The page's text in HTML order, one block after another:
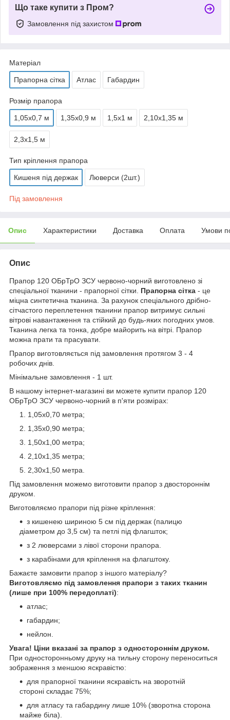
Що таке купити з Пром?
Замовлення під захистом
Матеріал
Прапорна сітка Атлас Габардин
Розмір прапора
1,05х0,7 м 1,35х0,9 м 1,5х1 м 2,10х1,35 м
2,3х1,5 м
Тип кріплення прапора
Кишеня під держак Люверси (2шт.)
Під замовлення
Опис Характеристики Доставка Оплата Умови
Опис
Прапор 120 ОБрТрО ЗСУ червоно-чорний виготовлено зі
спеціальної тканини - прапорної сітки. Прапорна сітка - це
міцна синтетична тканина. За рахунок спеціального дрібно-
сітчастого переплетення тканини прапор витримує сильні
вітрові навантаження та стійкий до будь-яких погодних умов.
Тканина легка та тонка, добре майорить на вітрі. Прапор
можна прати та прасувати.
Прапор виготовляється під замовлення протягом 3 - 4
робочих днів.
Мінімальне замовлення - 1 шт.
В нашому інтернет-магазині ви можете купити прапор 120
ОБрТрО ЗСУ червоно-чорний в п'яти розмірах:
1,05х0,70 метра;
1,35х0,90 метра;
1,50х1,00 метра;
2,10х1,35 метра;
2,30х1,50 метра.
Під замовлення можемо виготовити прапор з двостороннім
друком.
Виготовляємо прапори під різне кріплення:
з кишенею шириною 5 см під держак (палицю
діаметром до 3,5 см) та петлі під флагшток;
з 2 люверсами з лівої сторони прапора.
з карабінами для кріплення на флагштоку.
Бажаєте замовити прапор з іншого матеріалу?
Виготовляємо під замовлення прапори з таких тканин
(лише при 100% передоплаті):
атлас;
габардин;
нейлон.
Увага! Ціни вказані за прапор з одностороннім друком.
При односторонньому друку на тильну сторону переноситься
зображення з меншою яскравістю:
для прапорної тканини яскравість на зворотній
стороні складає 75%;
для атласу та габардину лише 10% (зворотна сторона
майже біла).